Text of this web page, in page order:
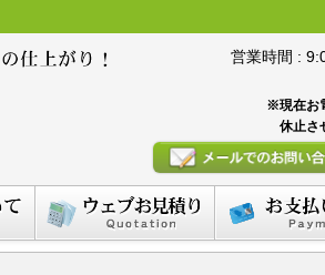
営業時間 :
※現在お
休止さ